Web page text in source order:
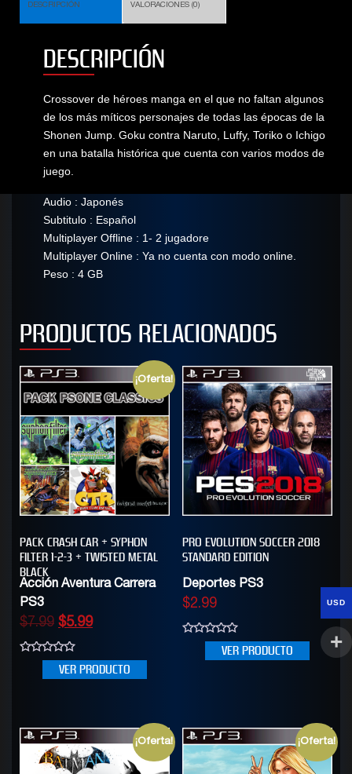
DESCRIPCIÓN VALORACIONES (0)
DESCRIPCIÓN
Crossover de héroes manga en el que no faltan algunos
de los más míticos personajes de todas las épocas de la
Shonen Jump. Goku contra Naruto, Luffy, Toriko o Ichigo
en una batalla histórica que cuenta con varios modos de
juego.
Audio : Japonés
Subtitulo : Español
Multiplayer Offline : 1- 2 jugadore
Multiplayer Online : Ya no cuenta con modo online.
Peso : 4 GB
PRODUCTOS RELACIONADOS
¡Oferta!
PACK CRASH CAR + SYPHON
FILTER 1-2-3 + TWISTED METAL
BLACK
Acción Aventura Carrera
PS3
$7.99 $5.99
VER PRODUCTO
PRO EVOLUTION SOCCER 2018
STANDARD EDITION
Deportes PS3
$2.99
VER PRODUCTO
¡Oferta! ¡Oferta!
USD